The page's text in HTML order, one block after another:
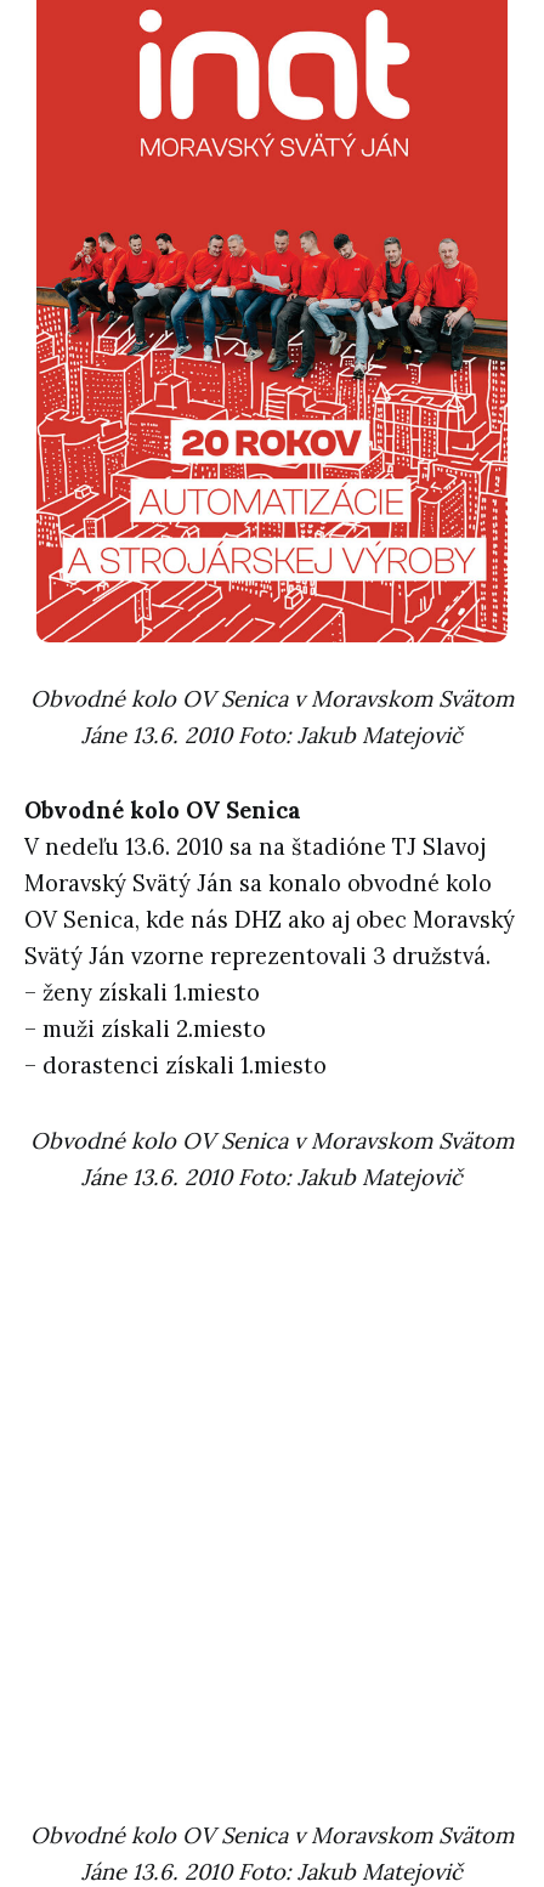
Obvodné kolo OV Senica v Moravskom Svätom
Jáne 13.6. 2010 Foto: Jakub Matejovič
Obvodné kolo OV Senica
V nedeľu 13.6. 2010 sa na štadióne TJ Slavoj
Moravský Svätý Ján sa konalo obvodné kolo
OV Senica, kde nás DHZ ako aj obec Moravský
Svätý Ján vzorne reprezentovali 3 družstvá.
– ženy získali 1.miesto
– muži získali 2.miesto
– dorastenci získali 1.miesto
Obvodné kolo OV Senica v Moravskom Svätom
Jáne 13.6. 2010 Foto: Jakub Matejovič
Obvodné kolo OV Senica v Moravskom Svätom
Jáne 13.6. 2010 Foto: Jakub Matejovič